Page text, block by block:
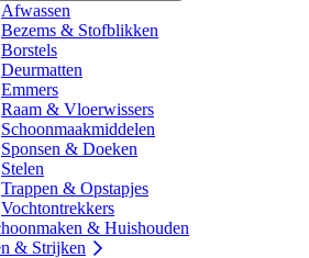
Afwassen
Bezems & Stofblikken
Borstels
Deurmatten
Emmers
Raam & Vloerwissers
Schoonmaakmiddelen
Sponsen & Doeken
Stelen
Trappen & Opstapjes
Vochtontrekkers
& Huishouden
& Strijken